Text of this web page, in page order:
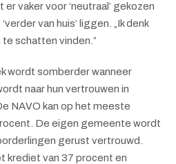
vaker voor ‘neutraal’ gekozen
van huis’ liggen. „Ik denk
schatten vinden.”
wordt somberder wanneer
naar hun vertrouwen in
NAVO kan op het meeste
De eigen gemeente wordt
gerust vertrouwd.
krediet van 37 procent en